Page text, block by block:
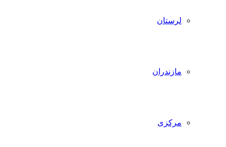
لرستان
مازندران
مرکزی